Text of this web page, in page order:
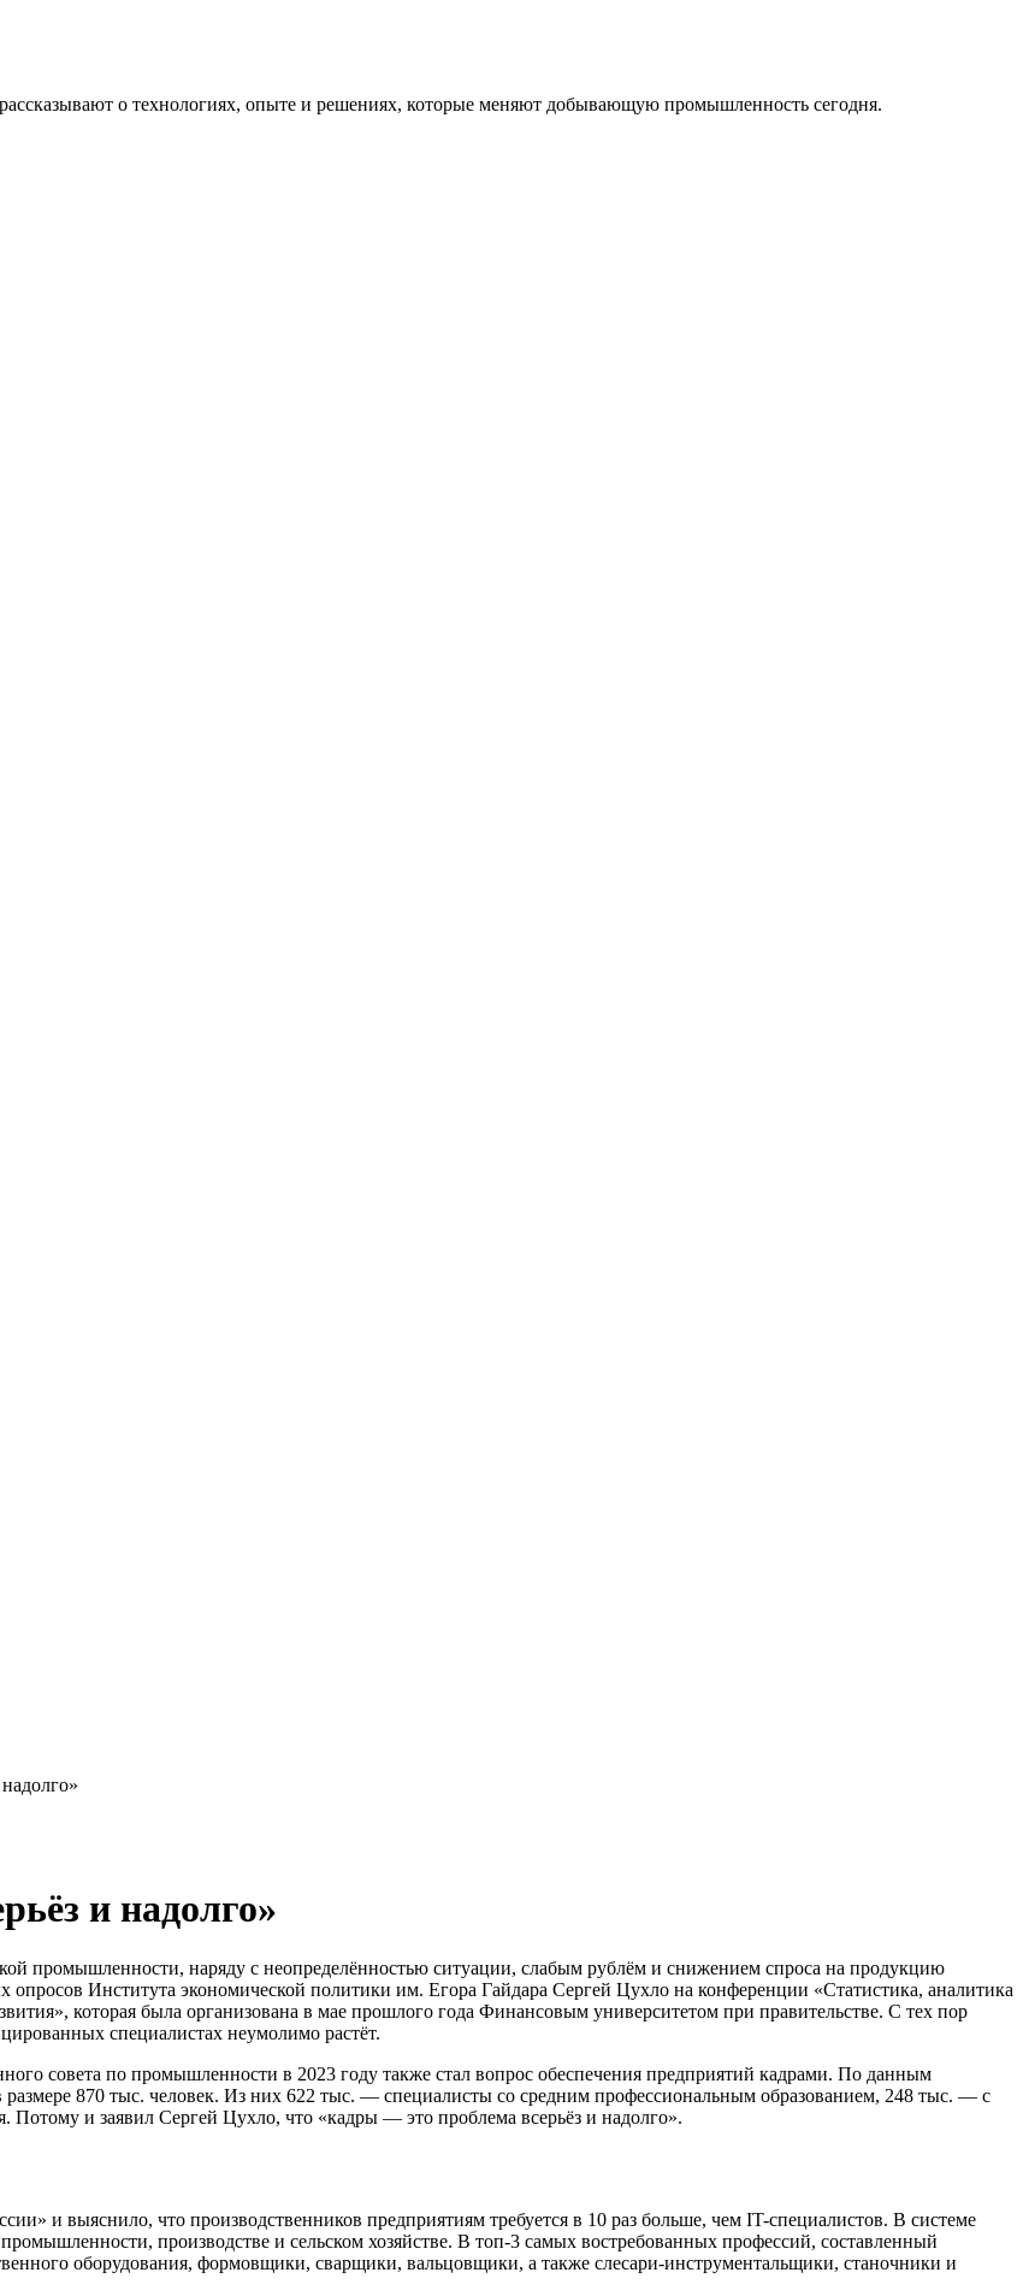
о технологиях, опыте и решениях, которые меняют добывающую промышленность сегодня.
и надолго»
промышленности, наряду с неопределённостью ситуации, слабым рублём и снижением спроса на продукцию
Института экономической политики им. Егора Гайдара Сергей Цухло на конференции «Статистика, аналитика
которая была организована в мае прошлого года Финансовым университетом при правительстве. С тех пор
специалистах неумолимо растёт.
совета по промышленности в 2023 году также стал вопрос обеспечения предприятий кадрами. По данным
870 тыс. человек. Из них 622 тыс. — специалисты со средним профессиональным образованием, 248 тыс. — с
и заявил Сергей Цухло, что «кадры — это проблема всерьёз и надолго».
и выяснило, что производственников предприятиям требуется в 10 раз больше, чем IT-специалистов. В системе
производстве и сельском хозяйстве. В топ-3 самых востребованных профессий, составленный
оборудования, формовщики, сварщики, вальцовщики, а также слесари-инструментальщики, станочники и